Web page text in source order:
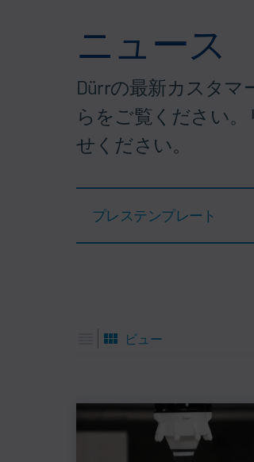
ニュース
Dürrの最新カスタ
らをご覧ください
せください。
プレステンプレート
ビュー